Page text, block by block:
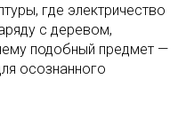
где электричество
с деревом,
подобный предмет —
осознанного